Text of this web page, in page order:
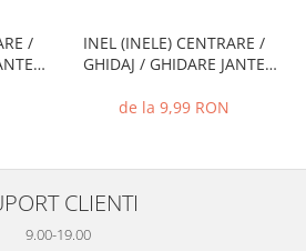
/
INEL (INELE) CENTRARE /
GHIDAJ / GHIDARE JANTE
de la 9,99 RON
CLIENTI
9.00-19.00